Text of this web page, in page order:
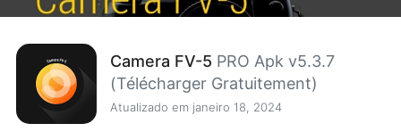
Camera FV-5 PRO Apk v5.3.7
(Télécharger Gratuitement)
Atualizado em janeiro 18, 2024